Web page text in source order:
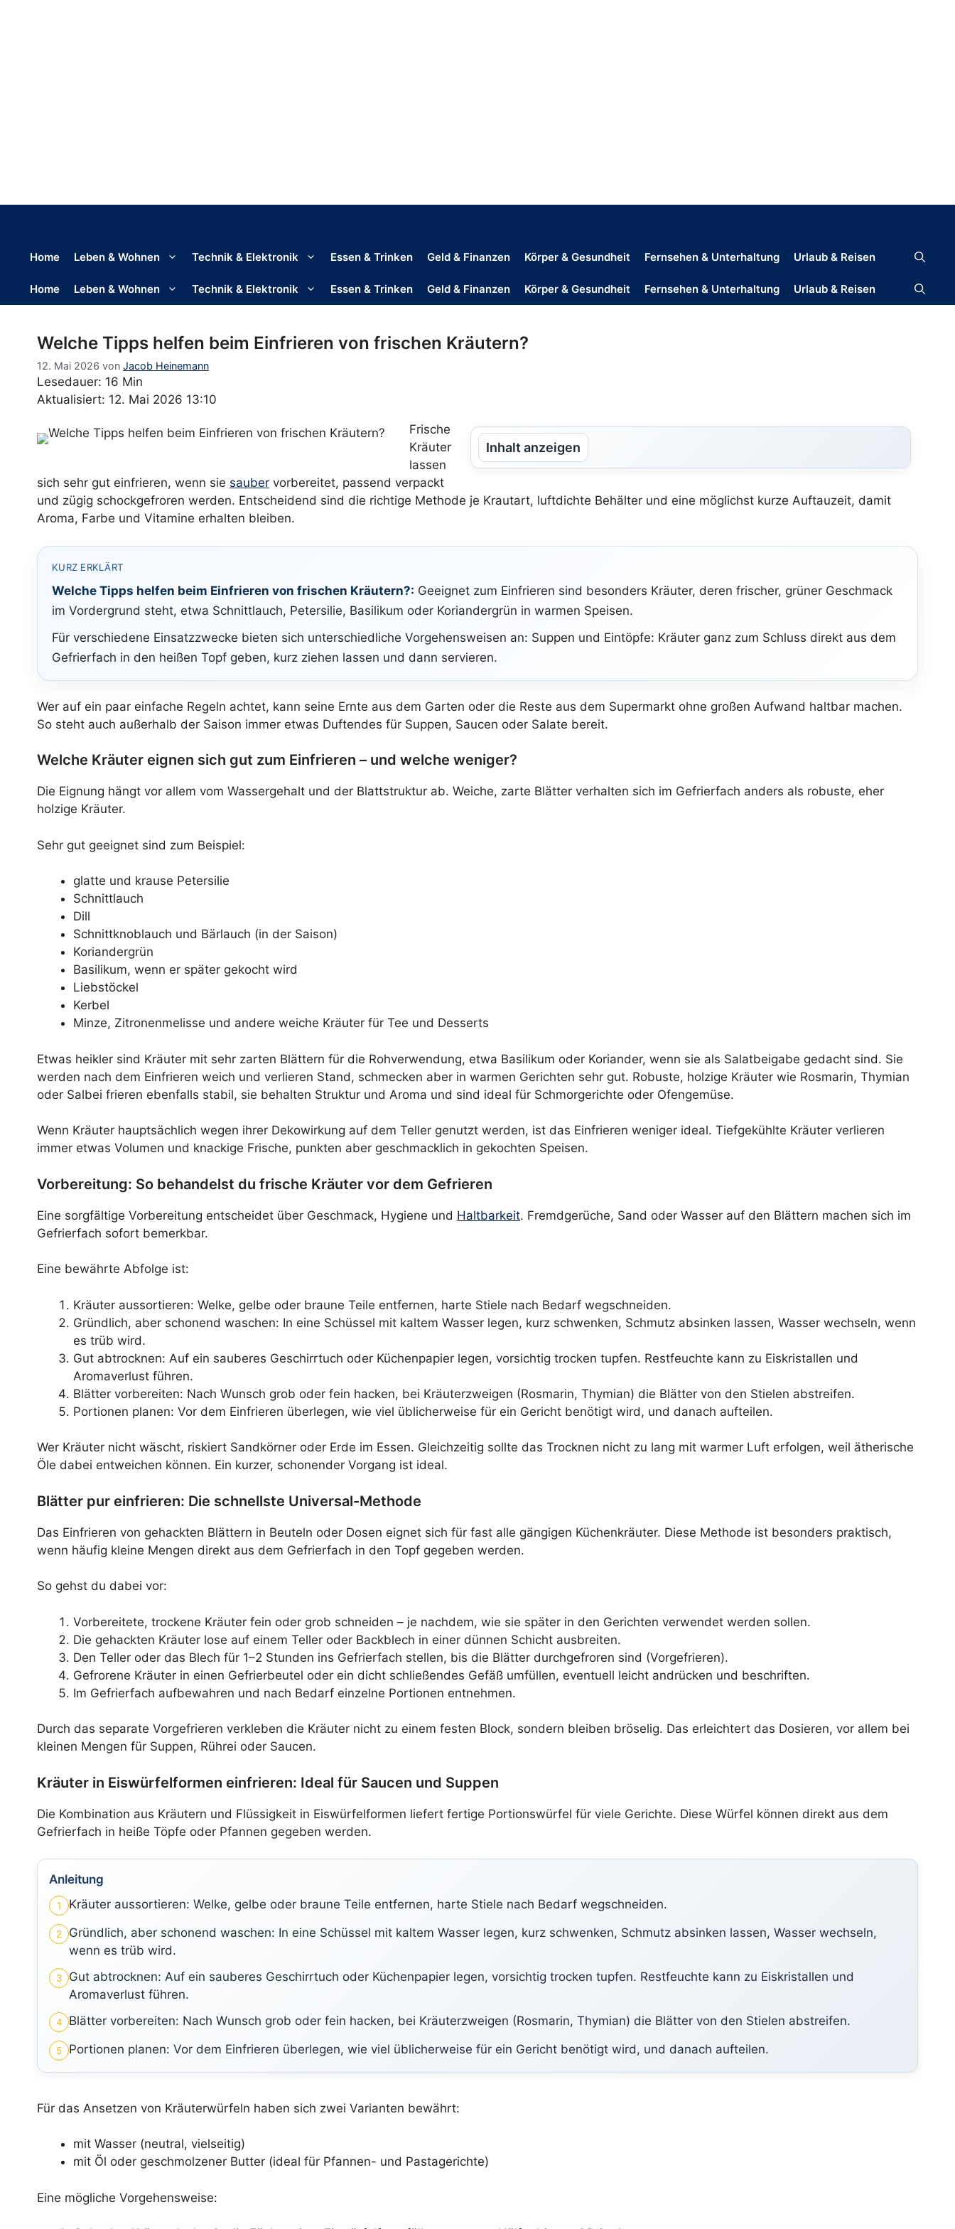
Home Leben & Wohnen Technik & Elektronik Essen & Trinken Geld & Finanzen Körper & Gesundheit Fernsehen & Unterhaltung Urlaub & Reisen
Home Leben & Wohnen Technik & Elektronik Essen & Trinken Geld & Finanzen Körper & Gesundheit Fernsehen & Unterhaltung Urlaub & Reisen
Welche Tipps helfen beim Einfrieren von frischen Kräutern?
12. Mai 2026 von Jacob Heinemann
Lesedauer: 16 Min
Aktualisiert: 12. Mai 2026 13:10
Inhalt anzeigen
Frische
Kräuter
lassen
sich sehr gut einfrieren, wenn sie sauber vorbereitet, passend verpackt
und zügig schockgefroren werden. Entscheidend sind die richtige Methode je Krautart, luftdichte Behälter und eine möglichst kurze Auftauzeit, damit
Aroma, Farbe und Vitamine erhalten bleiben.
KURZ ERKLÄRT
Welche Tipps helfen beim Einfrieren von frischen Kräutern?: Geeignet zum Einfrieren sind besonders Kräuter, deren frischer, grüner Geschmack
im Vordergrund steht, etwa Schnittlauch, Petersilie, Basilikum oder Koriandergrün in warmen Speisen.
Für verschiedene Einsatzzwecke bieten sich unterschiedliche Vorgehensweisen an: Suppen und Eintöpfe: Kräuter ganz zum Schluss direkt aus dem
Gefrierfach in den heißen Topf geben, kurz ziehen lassen und dann servieren.
Wer auf ein paar einfache Regeln achtet, kann seine Ernte aus dem Garten oder die Reste aus dem Supermarkt ohne großen Aufwand haltbar machen.
So steht auch außerhalb der Saison immer etwas Duftendes für Suppen, Saucen oder Salate bereit.
Welche Kräuter eignen sich gut zum Einfrieren – und welche weniger?
Die Eignung hängt vor allem vom Wassergehalt und der Blattstruktur ab. Weiche, zarte Blätter verhalten sich im Gefrierfach anders als robuste, eher
holzige Kräuter.
Sehr gut geeignet sind zum Beispiel:
glatte und krause Petersilie
Schnittlauch
Dill
Schnittknoblauch und Bärlauch (in der Saison)
Koriandergrün
Basilikum, wenn er später gekocht wird
Liebstöckel
Kerbel
Minze, Zitronenmelisse und andere weiche Kräuter für Tee und Desserts
Etwas heikler sind Kräuter mit sehr zarten Blättern für die Rohverwendung, etwa Basilikum oder Koriander, wenn sie als Salatbeigabe gedacht sind. Sie
werden nach dem Einfrieren weich und verlieren Stand, schmecken aber in warmen Gerichten sehr gut. Robuste, holzige Kräuter wie Rosmarin, Thymian
oder Salbei frieren ebenfalls stabil, sie behalten Struktur und Aroma und sind ideal für Schmorgerichte oder Ofengemüse.
Wenn Kräuter hauptsächlich wegen ihrer Dekowirkung auf dem Teller genutzt werden, ist das Einfrieren weniger ideal. Tiefgekühlte Kräuter verlieren
immer etwas Volumen und knackige Frische, punkten aber geschmacklich in gekochten Speisen.
Vorbereitung: So behandelst du frische Kräuter vor dem Gefrieren
Eine sorgfältige Vorbereitung entscheidet über Geschmack, Hygiene und Haltbarkeit. Fremdgerüche, Sand oder Wasser auf den Blättern machen sich im
Gefrierfach sofort bemerkbar.
Eine bewährte Abfolge ist:
Kräuter aussortieren: Welke, gelbe oder braune Teile entfernen, harte Stiele nach Bedarf wegschneiden.
Gründlich, aber schonend waschen: In eine Schüssel mit kaltem Wasser legen, kurz schwenken, Schmutz absinken lassen, Wasser wechseln, wenn
es trüb wird.
Gut abtrocknen: Auf ein sauberes Geschirrtuch oder Küchenpapier legen, vorsichtig trocken tupfen. Restfeuchte kann zu Eiskristallen und
Aromaverlust führen.
Blätter vorbereiten: Nach Wunsch grob oder fein hacken, bei Kräuterzweigen (Rosmarin, Thymian) die Blätter von den Stielen abstreifen.
Portionen planen: Vor dem Einfrieren überlegen, wie viel üblicherweise für ein Gericht benötigt wird, und danach aufteilen.
Wer Kräuter nicht wäscht, riskiert Sandkörner oder Erde im Essen. Gleichzeitig sollte das Trocknen nicht zu lang mit warmer Luft erfolgen, weil ätherische
Öle dabei entweichen können. Ein kurzer, schonender Vorgang ist ideal.
Blätter pur einfrieren: Die schnellste Universal-Methode
Das Einfrieren von gehackten Blättern in Beuteln oder Dosen eignet sich für fast alle gängigen Küchenkräuter. Diese Methode ist besonders praktisch,
wenn häufig kleine Mengen direkt aus dem Gefrierfach in den Topf gegeben werden.
So gehst du dabei vor:
Vorbereitete, trockene Kräuter fein oder grob schneiden – je nachdem, wie sie später in den Gerichten verwendet werden sollen.
Die gehackten Kräuter lose auf einem Teller oder Backblech in einer dünnen Schicht ausbreiten.
Den Teller oder das Blech für 1–2 Stunden ins Gefrierfach stellen, bis die Blätter durchgefroren sind (Vorgefrieren).
Gefrorene Kräuter in einen Gefrierbeutel oder ein dicht schließendes Gefäß umfüllen, eventuell leicht andrücken und beschriften.
Im Gefrierfach aufbewahren und nach Bedarf einzelne Portionen entnehmen.
Durch das separate Vorgefrieren verkleben die Kräuter nicht zu einem festen Block, sondern bleiben bröselig. Das erleichtert das Dosieren, vor allem bei
kleinen Mengen für Suppen, Rührei oder Saucen.
Kräuter in Eiswürfelformen einfrieren: Ideal für Saucen und Suppen
Die Kombination aus Kräutern und Flüssigkeit in Eiswürfelformen liefert fertige Portionswürfel für viele Gerichte. Diese Würfel können direkt aus dem
Gefrierfach in heiße Töpfe oder Pfannen gegeben werden.
Anleitung
1 Kräuter aussortieren: Welke, gelbe oder braune Teile entfernen, harte Stiele nach Bedarf wegschneiden.
2
Gründlich, aber schonend waschen: In eine Schüssel mit kaltem Wasser legen, kurz schwenken, Schmutz absinken lassen, Wasser wechseln,
wenn es trüb wird.
3
Gut abtrocknen: Auf ein sauberes Geschirrtuch oder Küchenpapier legen, vorsichtig trocken tupfen. Restfeuchte kann zu Eiskristallen und
Aromaverlust führen.
4 Blätter vorbereiten: Nach Wunsch grob oder fein hacken, bei Kräuterzweigen (Rosmarin, Thymian) die Blätter von den Stielen abstreifen.
5 Portionen planen: Vor dem Einfrieren überlegen, wie viel üblicherweise für ein Gericht benötigt wird, und danach aufteilen.
Für das Ansetzen von Kräuterwürfeln haben sich zwei Varianten bewährt:
mit Wasser (neutral, vielseitig)
mit Öl oder geschmolzener Butter (ideal für Pfannen- und Pastagerichte)
Eine mögliche Vorgehensweise: